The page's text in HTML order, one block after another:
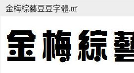
金梅綜藝豆豆字體.ttf